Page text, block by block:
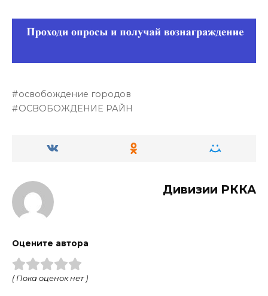
освобождение городов
ОСВОБОЖДЕНИЕ РАЙН
Дивизии РККА
Оцените автора
( Пока оценок нет )